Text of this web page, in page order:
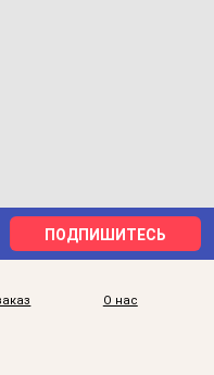
ПОДПИШИТЕСЬ
О нас